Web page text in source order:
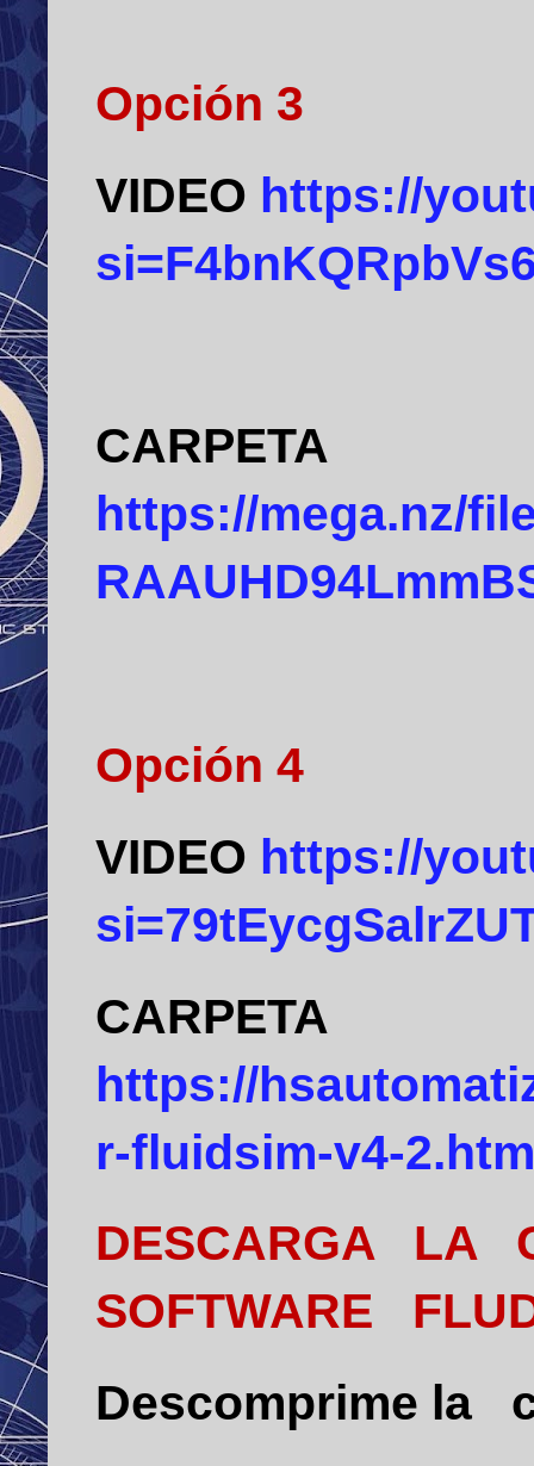
Opción 3
VIDEO https://
CARPETA
https://mega.nz/
Opción 4
VIDEO https://
CARPETA
https://
r-fluidsim-v4-
DESCARGA
LA
SOFTWARE
Descomprime la